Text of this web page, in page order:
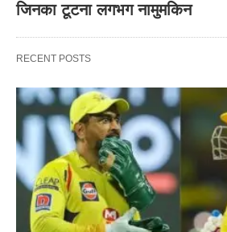
जिनका टूटना लगभग नामुमकिन
RECENT POSTS